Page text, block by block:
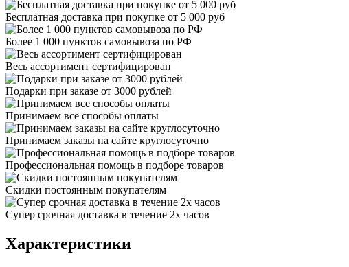
Бесплатная доставка при покупке от 5 000 руб
Более 1 000 пунктов самовывоза по РФ
Весь ассортимент сертифицирован
Подарки при заказе от 3000 рублей
Принимаем все способы оплаты
Принимаем заказы на сайте круглосуточно
Профессиональная помощь в подборе товаров
Скидки постоянным покупателям
Супер срочная доставка в течение 2х часов
Характеристики